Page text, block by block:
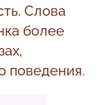
Слова
более
поведения.